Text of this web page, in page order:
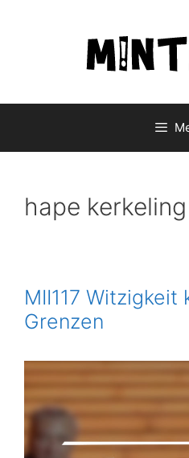
hape kerkeling
MII117 Witzigkeit
Grenzen